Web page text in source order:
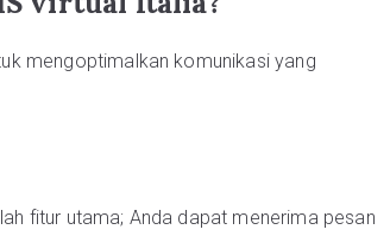
mengoptimalkan komunikasi yang
fitur utama; Anda dapat menerima pesan